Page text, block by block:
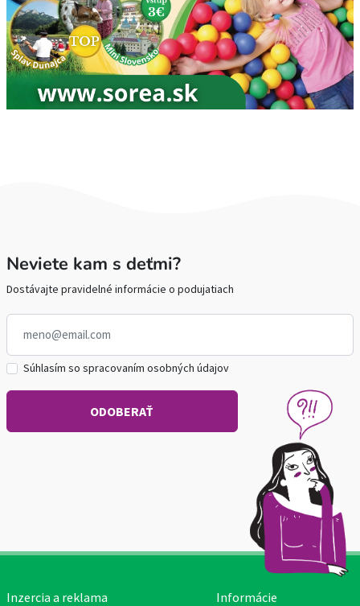
Neviete kam s deťmi?
Dostávajte pravidelné informácie o podujatiach
Súhlasím so spracovaním osobných údajov
Inzercia a reklama Informácie